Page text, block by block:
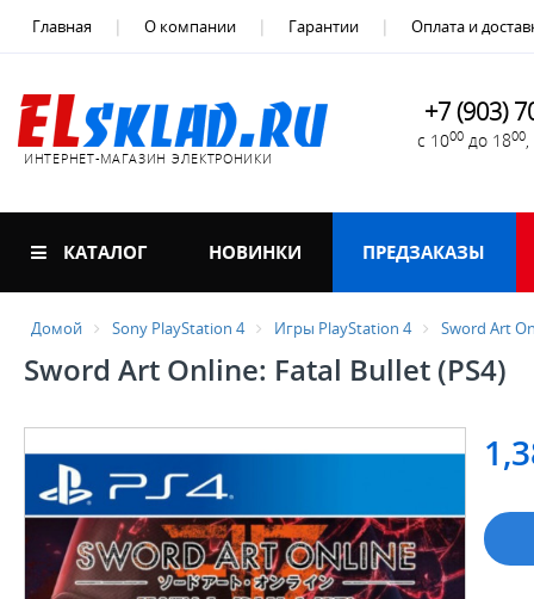
Главная О компании Гарантии Оплата и
ИНТЕРНЕТ-МАГАЗИН ЭЛЕКТРОНИКИ
+7 (903)
с 1000 до 1800
КАТАЛОГ НОВИНКИ ПРЕДЗАКАЗЫ
Домой Sony PlayStation 4 Игры PlayStation 4 Sword Art
Sword Art Online: Fatal Bullet (PS4)